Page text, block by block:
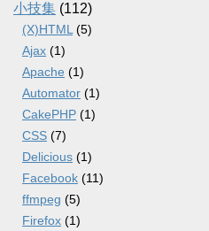
小技集 (112)
(X)HTML (5)
Ajax (1)
Apache (1)
Automator (1)
CakePHP (1)
CSS (7)
Delicious (1)
Facebook (11)
ffmpeg (5)
Firefox (1)